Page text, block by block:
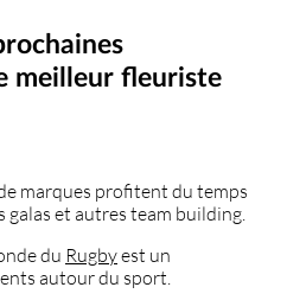
meilleur fleuriste
marques profitent du temps
galas et autres team building.
du Rugbyest un
autour du sport.